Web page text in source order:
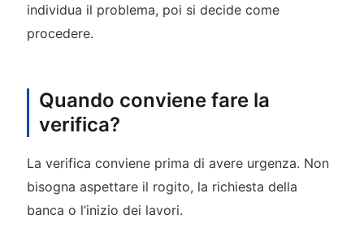
individua il problema, poi si decide come
procedere.
Quando conviene fare la
verifica?
La verifica conviene prima di avere urgenza. Non
bisogna aspettare il rogito, la richiesta della
banca o l’inizio dei lavori.